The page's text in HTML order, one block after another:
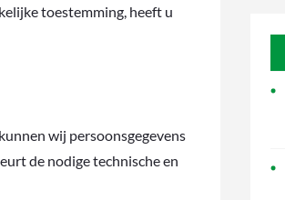
toestemming, heeft u
wij persoonsgegevens
de nodige technische en